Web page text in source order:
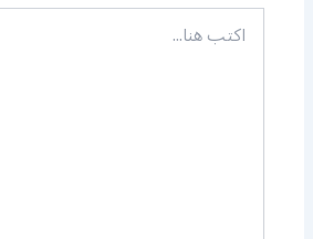
اكتب
هنا...